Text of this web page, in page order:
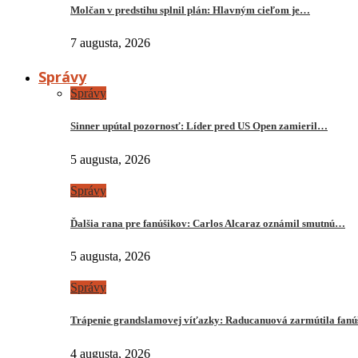
Molčan v predstihu splnil plán: Hlavným cieľom je…
7 augusta, 2026
Správy
Správy
Sinner upútal pozornosť: Líder pred US Open zamieril…
5 augusta, 2026
Správy
Ďalšia rana pre fanúšikov: Carlos Alcaraz oznámil smutnú…
5 augusta, 2026
Správy
Trápenie grandslamovej víťazky: Raducanuová zarmútila
4 augusta, 2026